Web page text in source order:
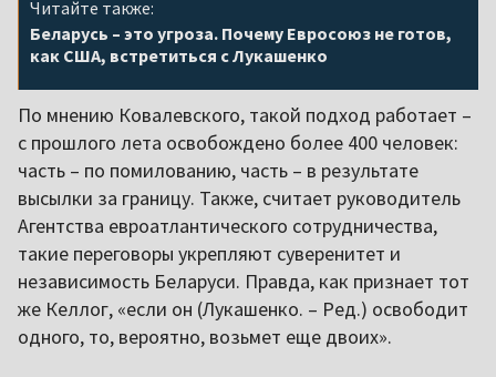
Читайте также:
Беларусь – это угроза. Почему Евросоюз не готов,
как США, встретиться с Лукашенко
По мнению Ковалевского, такой подход работает –
с прошлого лета освобождено более 400 человек:
часть – по помилованию, часть – в результате
высылки за границу. Также, считает руководитель
Агентства евроатлантического сотрудничества,
такие переговоры укрепляют суверенитет и
независимость Беларуси. Правда, как признает тот
же Келлог, «если он (Лукашенко. – Ред.) освободит
одного, то, вероятно, возьмет еще двоих».